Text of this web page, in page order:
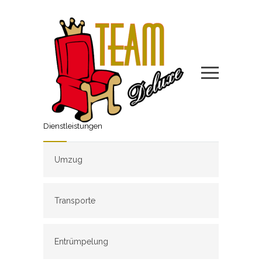
Dienstleistungen
Umzug
Transporte
Entrümpelung